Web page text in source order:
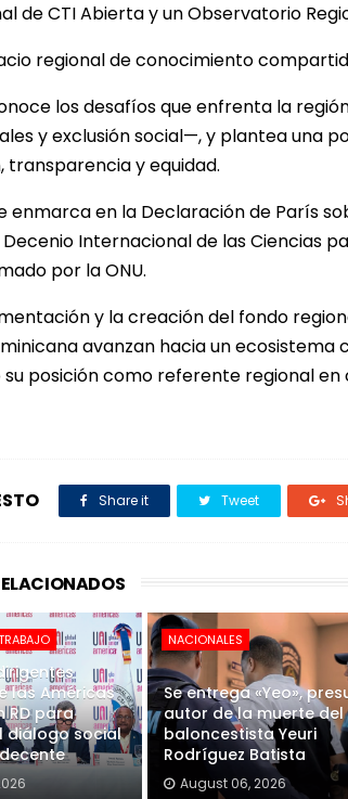
de CTI Abierta y un Observatorio
regional de conocimiento
los desafíos que enfrenta la
y exclusión social—, y plantea una
transparencia y equidad.
enmarca en la Declaración de París
Decenio Internacional de las Ciencias
por la ONU.
y la creación del fondo
avanzan hacia un ecosistema
su posición como referente regional
Share it Tweet
las Américas
RD para
diálogo social
NACIONALES
Se entrega «Yeo»,
autor de la muerte del
baloncestista Yeuri
Rodríguez Batista
August 06, 2026